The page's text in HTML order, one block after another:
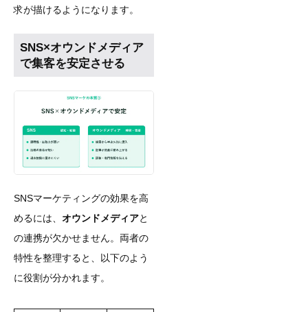
求が描けるようになります。
SNS×オウンドメディア
で集客を安定させる
SNSマーケティングの効果を高
めるには、 オウンドメディアと
の連携が欠かせません。両者の
特性を整理すると、以下のよう
に役割が分かれます。